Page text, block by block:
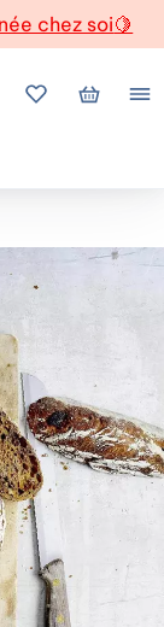
chez soi🍋
Mes favoris
Mon